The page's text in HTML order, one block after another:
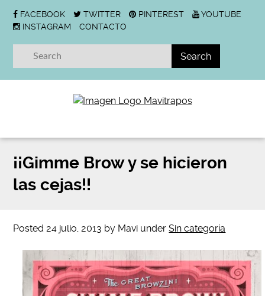
FACEBOOK TWITTER PINTEREST
YOUTUBE
INSTAGRAM
CONTACTO
¡¡Gimme Brow y se hicieron
las cejas!!
Posted24 julio, 2013 by Mavi underSin categoría